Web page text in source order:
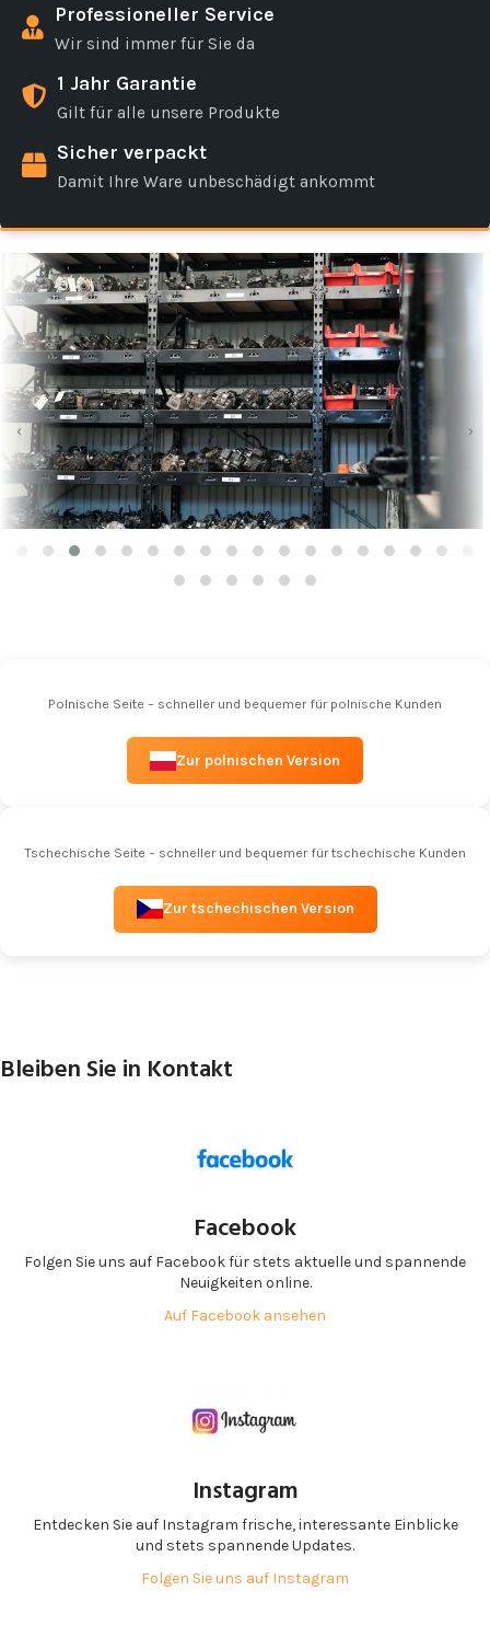
Professioneller Service
Wir sind immer für Sie da
1 Jahr Garantie
Gilt für alle unsere Produkte
Sicher verpackt
Damit Ihre Ware unbeschädigt ankommt
‹ ›
Polnische Seite – schneller und bequemer für polnische Kunden
Zur polnischen Version
Tschechische Seite – schneller und bequemer für tschechische Kunden
Zur tschechischen Version
Bleiben Sie in Kontakt
Facebook
Folgen Sie uns auf Facebook für stets aktuelle und spannende
Neuigkeiten online.
Auf Facebook ansehen
Instagram
Entdecken Sie auf Instagram frische, interessante Einblicke
und stets spannende Updates.
Folgen Sie uns auf Instagram